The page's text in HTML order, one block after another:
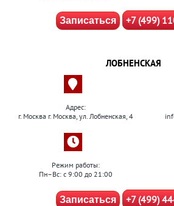
Записаться +7 (499)
ЛОБНЕНСКАЯ
Адрес:
г. Москва г. Москва, ул. Лобненская, 4
Режим работы:
Пн–Вс: с 9:00 до 21:00
Записаться +7 (499)